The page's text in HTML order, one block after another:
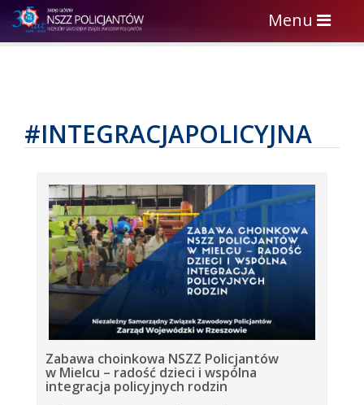
Toggle
navigation
Menu
#INTEGRACJAPOLICYJNA
Zabawa choinkowa NSZZ Policjantów
w Mielcu – radość dzieci i wspólna
integracja policyjnych rodzin